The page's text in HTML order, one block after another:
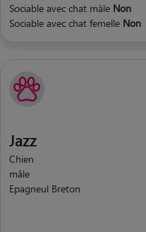
Sociable avec chat mâle Non
Sociable avec chat femelle Non
Jazz
Chien
mâle
Epagneul Breton